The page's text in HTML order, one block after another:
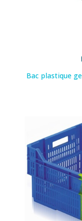
Bac plastique